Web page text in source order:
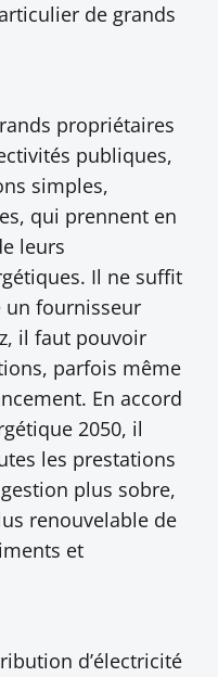
de grands
propriétaires
publiques,
simples,
qui prennent en
leurs
Il ne suffit
un fournisseur
il faut pouvoir
parfois même
En accord
2050, il
les prestations
plus sobre,
renouvelable de
et
d’électricité